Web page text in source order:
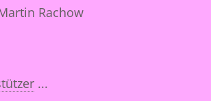
Rachow
...